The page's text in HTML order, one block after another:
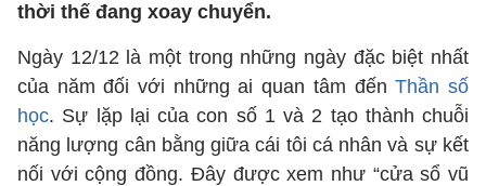
thời thế đang xoay chuyển.
Ngày 12/12 là một trong những ngày đặc biệt nhất
của năm đối với những ai quan tâm đếnThần số
học. Sự lặp lại của con số 1 và 2 tạo thành chuỗi
năng lượng cân bằng giữa cái tôi cá nhân và sự kết
nối với cộng đồng. Đây được xem như “cửa sổ vũ